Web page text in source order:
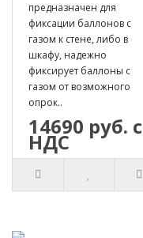
предназначен для
фиксации баллонов с
газом к стене, либо в
шкафу, надежно
фиксирует баллоны с
газом от возможного
опрок..
14690 руб. с
НДС